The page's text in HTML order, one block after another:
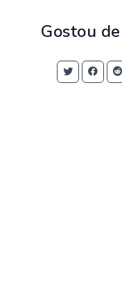
Gostou